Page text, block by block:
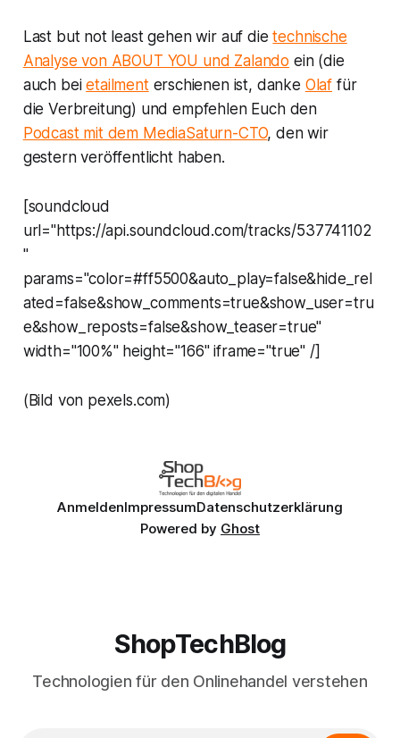
Last but not least gehen wir auf dietechnische
Analyse von ABOUT YOU und Zalando ein (die
auch beietailmenterschienen ist, danke Olaf für
die Verbreitung) und empfehlen Euch den
Podcast mit dem MediaSaturn-CTO, den wir
gestern veröffentlicht haben.
[soundcloud
url="https://api.soundcloud.com/tracks/537741102
"
params="color=#ff5500&auto_play=false&hide_rel
ated=false&show_comments=true&show_user=tru
e&show_reposts=false&show_teaser=true"
width="100%" height="166" iframe="true" /]
(Bild von pexels.com)
AnmeldenImpressumDatenschutzerklärung
Powered by Ghost
ShopTechBlog
Technologien für den Onlinehandel verstehen